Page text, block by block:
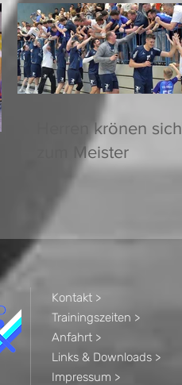
Herren krönen sich
zum Meister
Kontakt >
Trainingszeiten >
Anfahrt >
Links & Downloads >
Impressum >